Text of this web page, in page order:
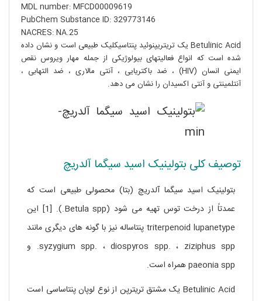
MDL number: MFCD00009619
PubChem Substance ID: 329773146
NACRES: NA.25
Betulinic Acid یک تریتریپنوئید پنتاسیکلیک طبیعی است و نشان داده
شده است که انواع فعالیتهای بیولوژیکی از جمله مهار ویروس نقص
ایمنی انسان (HIV) ، ضد باکتریایی ، آنتی مالاری ، ضد التهابی ،
آنتلمینتی و آنتی اکسیدان را نشان می دهد.
توصیف کلی بتولینیک اسید سیگما آلدریچ
بتولینیک اسید سیگما آلدریچ (بتا) محصولی طبیعی است که
عمدتاً از درخت توس تهیه می شود (Betula spp.). [1] این
triterpenoid lupanetype پنتاساله نیز با گونه های دیگری مانند
syzygium spp. ، diospyros spp. ، ziziphus spp. و
paeonia spp همراه است.
Betulinic Acid یک مشتق تریترپن از نوع لوپان پنتاساسی است